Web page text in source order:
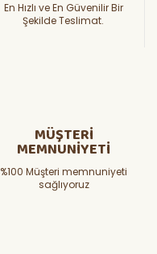
En Hızlı ve En Güvenilir Bir
Şekilde Teslimat.
MÜŞTERİ
MEMNUNİYETİ
%100 Müşteri memnuniyeti
sağlıyoruz